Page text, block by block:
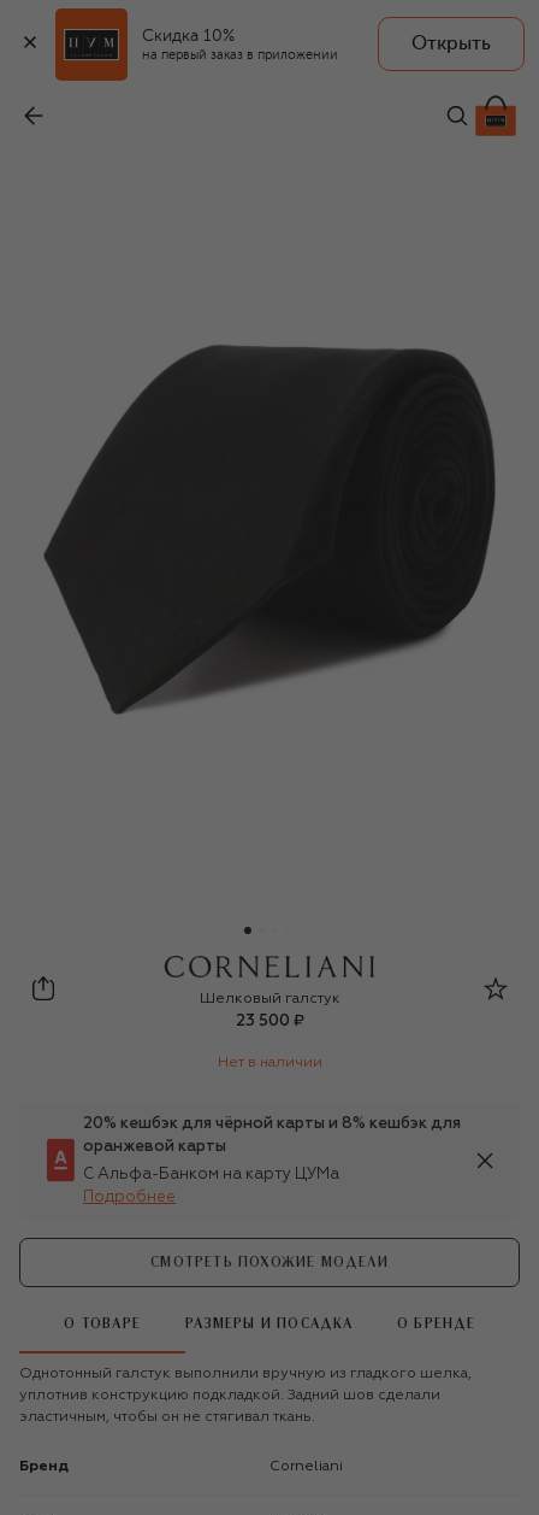
Скидка 10%
на первый заказ в приложении
Открыть
23 500 ₽
Corneliani
Шелковый галстук
23 500 ₽
Нет в наличии
20% кешбэк для чёрной карты и 8% кешбэк для
оранжевой карты
С Альфа-Банком на карту ЦУМа
Подробнее
СМОТРЕТЬ ПОХОЖИЕ МОДЕЛИ
О ТОВАРЕ РАЗМЕРЫ И ПОСАДКА О БРЕНДЕ
Однотонный галстук выполнили вручную из гладкого шелка,
уплотнив конструкцию подкладкой. Задний шов сделали
эластичным, чтобы он не стягивал ткань.
Бренд Corneliani